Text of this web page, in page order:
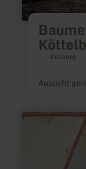
Kelberg
Aussicht
mehr
erfahren
Wallfahrtskirche